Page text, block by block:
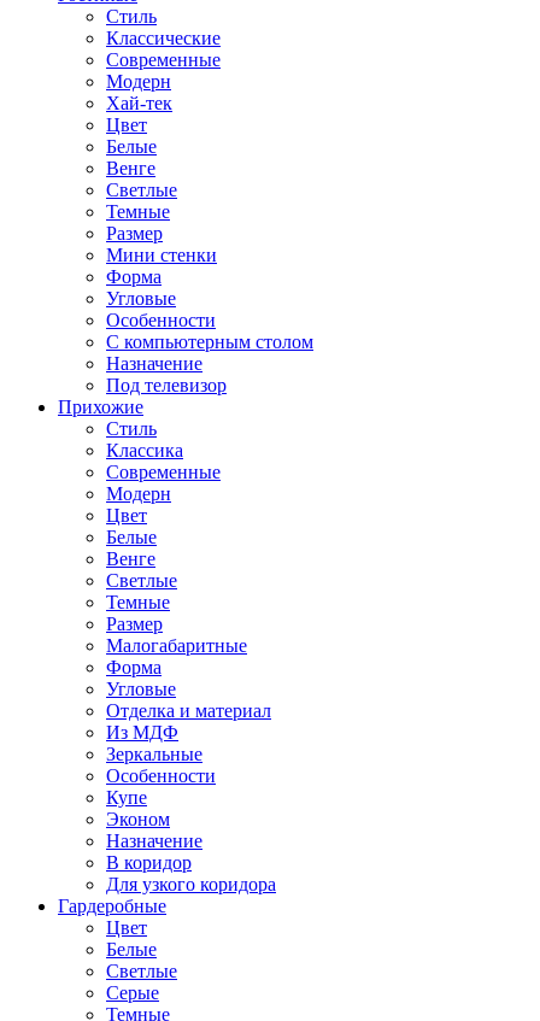
Стиль
Классические
Современные
Модерн
Хай-тек
Цвет
Белые
Венге
Светлые
Темные
Размер
Мини стенки
Форма
Угловые
Особенности
С компьютерным столом
Назначение
Под телевизор
Прихожие
Стиль
Классика
Современные
Модерн
Цвет
Белые
Венге
Светлые
Темные
Размер
Малогабаритные
Форма
Угловые
Отделка и материал
Из МДФ
Зеркальные
Особенности
Купе
Эконом
Назначение
В коридор
Для узкого коридора
Гардеробные
Цвет
Белые
Светлые
Серые
Темные